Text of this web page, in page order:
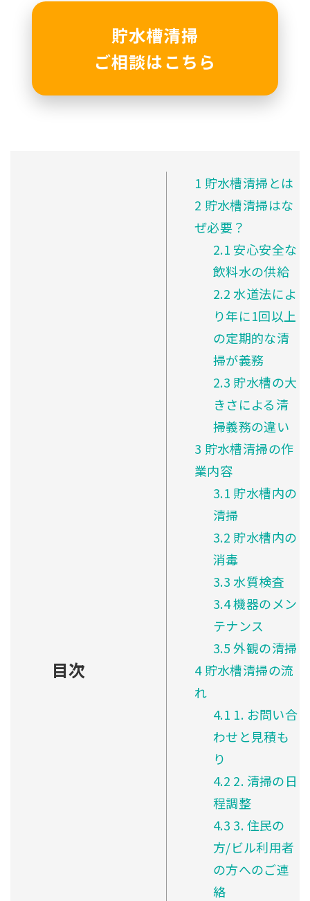
貯水槽清掃
ご相談はこちら
目次
1 貯水槽清掃とは
2 貯水槽清掃はな
ぜ必要？
2.1 安心安全な
飲料水の供給
2.2水道法によ
り年に1回以上
の定期的な清
掃が義務
2.3 貯水槽の大
きさによる清
掃義務の違い
3 貯水槽清掃の作
業内容
3.1 貯水槽内の
清掃
3.2 貯水槽内の
消毒
3.3水質検査
3.4機器のメン
テナンス
3.5外観の清掃
4貯水槽清掃の流
れ
4.1 1. お問い合
わせと見積も
り
4.2 2. 清掃の日
程調整
4.3 3. 住民の
方/ビル利用者
の方へのご連
絡